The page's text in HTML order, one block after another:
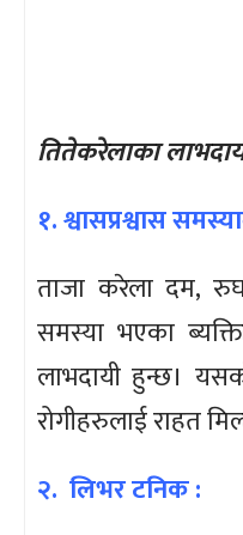
तितेकरेलाका
१. श्वासप्रश्वास
ताजा करेला दम,
समस्या भएका
लाभदायी हुन्छ।
रोगीहरुलाई राहत
२. लिभर टनिक :